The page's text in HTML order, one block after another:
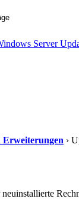
Erweiterungen ›